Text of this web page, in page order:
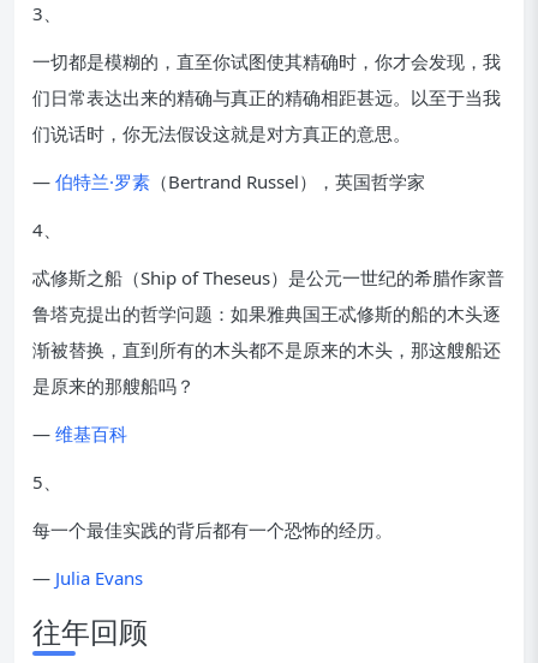
3、
一切都是模糊的，直至你试图使其精确时，你才会发现，我
们日常表达出来的精确与真正的精确相距甚远。以至于当我
们说话时，你无法假设这就是对方真正的意思。
— 伯特兰·罗素 （Bertrand Russel），英国哲学家
4、
忒修斯之船（Ship of Theseus）是公元一世纪的希腊作家普
鲁塔克提出的哲学问题：如果雅典国王忒修斯的船的木头逐
渐被替换，直到所有的木头都不是原来的木头，那这艘船还
是原来的那艘船吗？
— 维基百科
5、
每一个最佳实践的背后都有一个恐怖的经历。
— Julia Evans
往年回顾